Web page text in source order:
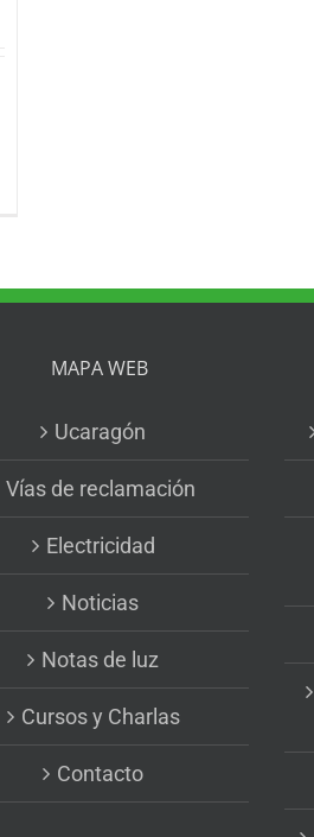
MAPA WEB
Ucaragón
Vías de reclamación
Electricidad
Noticias
Notas de luz
Cursos y Charlas
Contacto